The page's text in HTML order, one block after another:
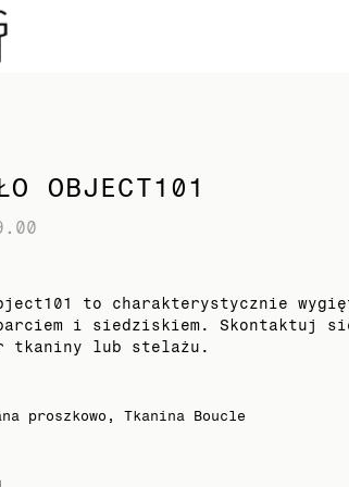
pliki cookie.
OBJECT101
to charakterystycznie
i siedziskiem. Skontaktuj
tkaniny lub stelażu.
proszkowo, Tkanina Boucle